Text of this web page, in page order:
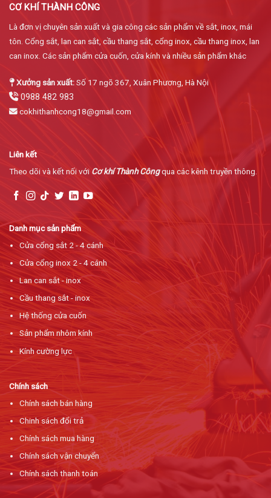
CƠ KHÍ THÀNH CÔNG
Là đơn vị chuyên sản xuất và gia công các sản phẩm về sắt, inox, mái
tôn. Cổng sắt, lan can sắt, cầu thang sắt, cổng inox, cầu thang inox, lan
can inox. Các sản phẩm cửa cuốn, cửa kính và nhiều sản phẩm khác
Xưởng sản xuất:Số 17 ngõ 367, Xuân Phương, Hà Nội
0988 482 983
cokhithanhcong18@gmail.com
Danh mục sản phẩm
Cửa cổng sắt 2 - 4 cánh
Cửa cổng inox 2 - 4 cánh
Lan can sắt - inox
Cầu thang sắt - inox
Hệ thống cửa cuốn
Sản phẩm nhôm kính
Kính cường lực
Chính sách
Chính sách bán hàng
Chinh sách đổi trả
Chính sách mua hàng
Chính sách vận chuyển
Chính sách thanh toán
Liên kết
Theo dõi và kết nối với Cơ khí Thành Côngqua các kênh truyền thông.